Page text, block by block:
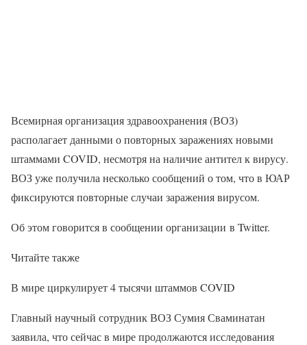
Всемирная организация здравоохранения (ВОЗ)
располагает данными о повторных заражениях новыми
штаммами COVID, несмотря на наличие антител к вирусу.
ВОЗ уже получила несколько сообщений о том, что в ЮАР
фиксируются повторные случаи заражения вирусом.
Об этом говорится в сообщении организации в Twitter.
Читайте также
В мире циркулирует 4 тысячи штаммов COVID
Главный научный сотрудник ВОЗ Сумия Сваминатан
заявила, что сейчас в мире продолжаются исследования